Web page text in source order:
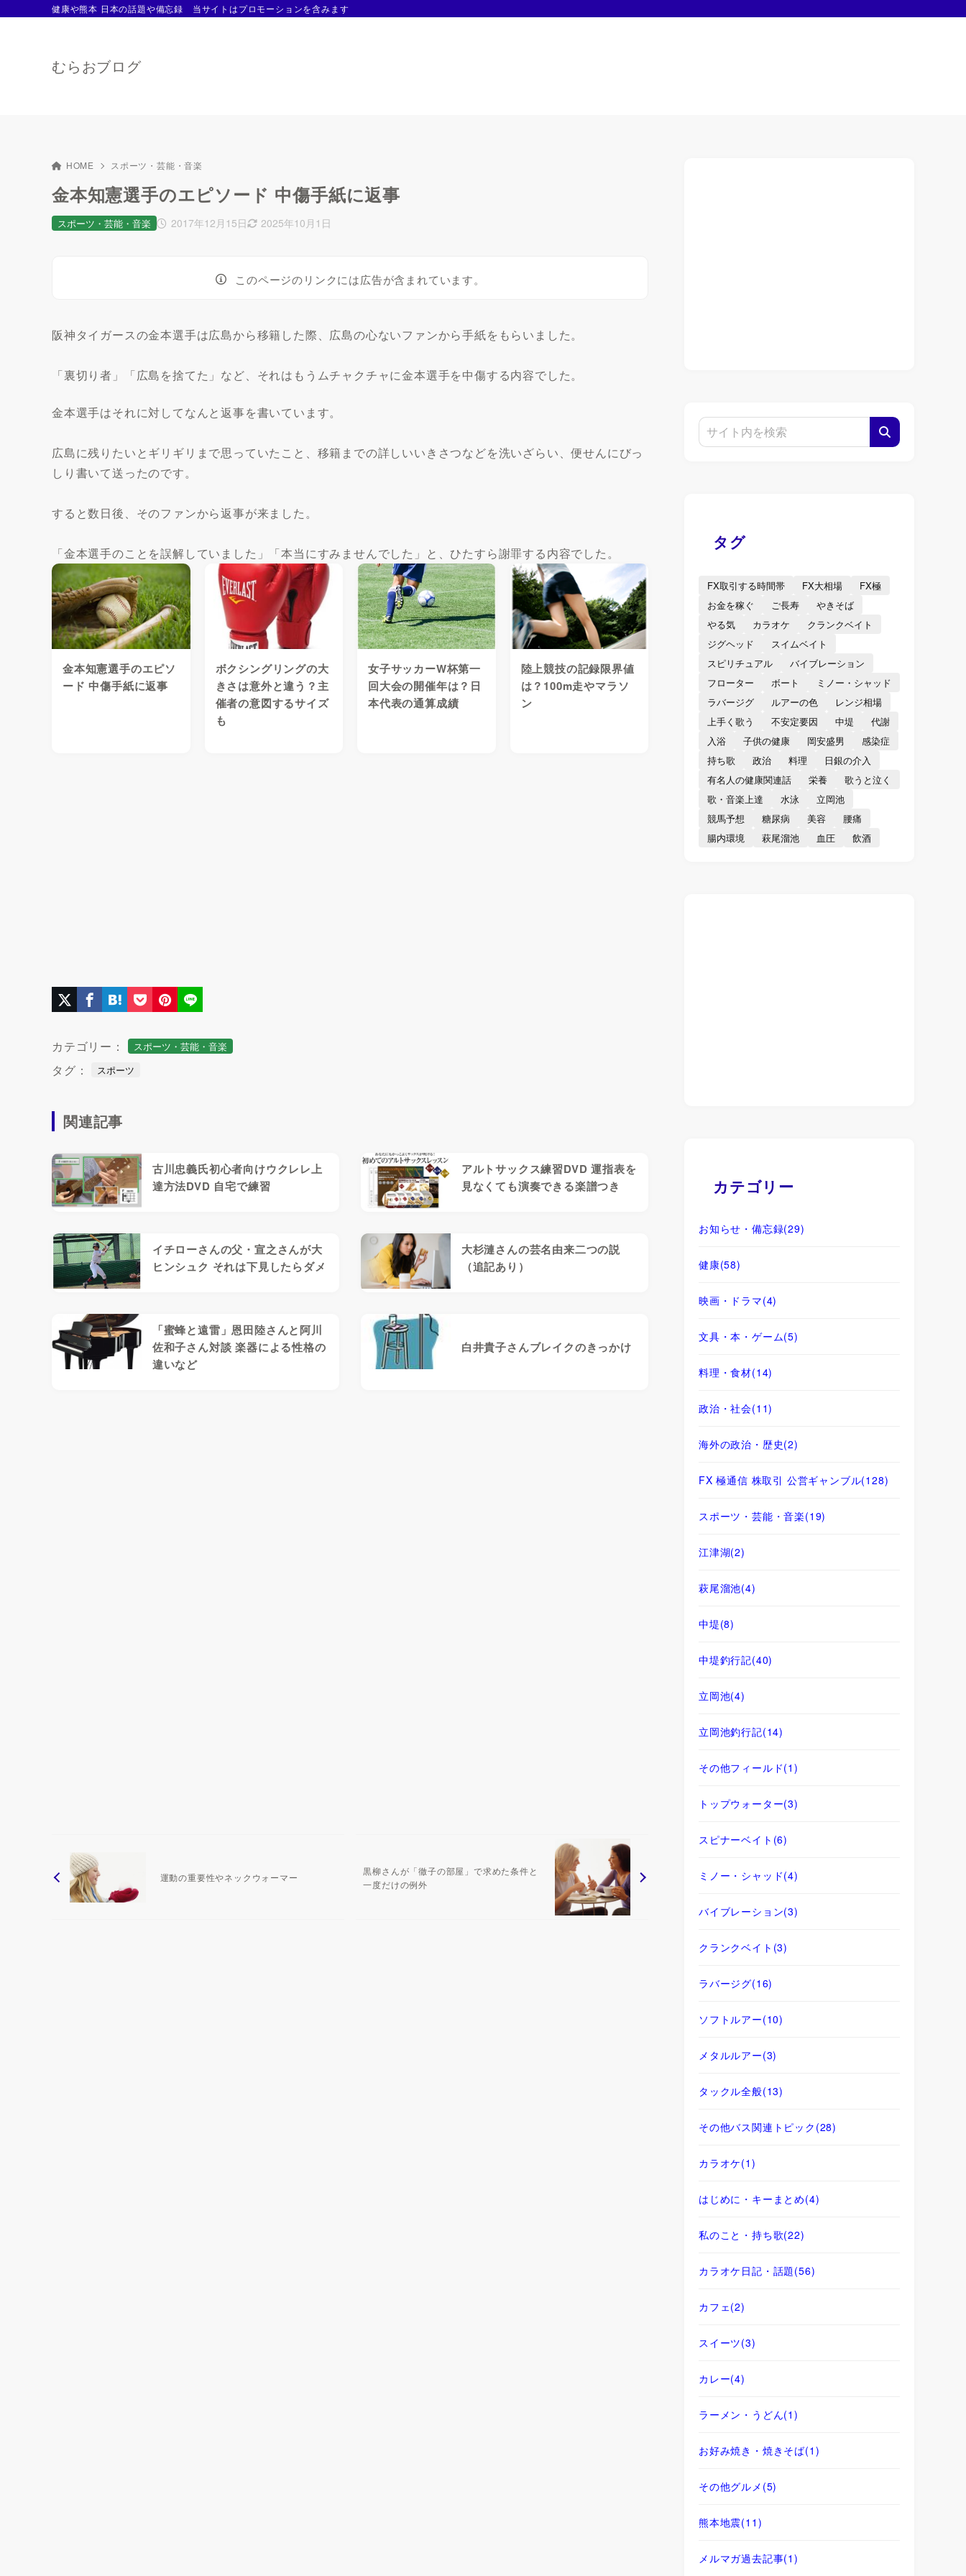
むらおブログ
健康や熊本 日本の話題や備忘録 当サイトはプロモーションを含みます
HOME スポーツ・芸能・音楽
金本知憲選手のエピソード 中傷手紙に返事
2017年12月15日 2025年10月1日
スポーツ・芸能・音楽
このページのリンクには広告が含まれています。
阪神タイガースの金本選手は広島から移籍した際、広島の心ないファンから手紙をもらいました。
「裏切り者」「広島を捨てた」など、それはもうムチャクチャに金本選手を中傷する内容でした。
金本選手はそれに対してなんと返事を書いています。
広島に残りたいとギリギリまで思っていたこと、移籍までの詳しいいきさつなどを洗いざらい、便せんにびっ
しり書いて送ったのです。
すると数日後、そのファンから返事が来ました。
「金本選手のことを誤解していました」「本当にすみませんでした」と、ひたすら謝罪する内容でした。
金本知憲選手のエピソ
ード 中傷手紙に返事
ボクシングリングの大
きさは意外と違う？主
催者の意図するサイズ
も
女子サッカーW杯第一
回大会の開催年は？日
本代表の通算成績
陸上競技の記録限界値
は？100m走やマラソ
ン
カテゴリー： スポーツ・芸能・音楽
タグ： スポーツ
関連記事
古川忠義氏初心者向けウクレレ上
達方法DVD 自宅で練習
アルトサックス練習DVD 運指表を
見なくても演奏できる楽譜つき
イチローさんの父・宣之さんが大
ヒンシュク それは下見したらダメ
大杉漣さんの芸名由来二つの説
（追記あり）
「蜜蜂と遠雷」恩田陸さんと阿川
佐和子さん対談 楽器による性格の
違いなど
白井貴子さんブレイクのきっかけ
運動の重要性やネックウォーマー
黒柳さんが「徹子の部屋」で求めた条件と
一度だけの例外
タグ
FX取引する時間帯 FX大相場
FX極
お金を稼ぐ
ご長寿
やきそば
やる気
カラオケ
クランクベイト
ジグヘッド
スイムベイト
スピリチュアル
バイブレーション
フローター
ボート
ミノー・シャッド
ラバージグ
ルアーの色
レンジ相場
上手く歌う
不安定要因 中堤
代謝
入浴
子供の健康 岡安盛男
感染症
持ち歌
政治 料理
日銀の介入
有名人の健康関連話
栄養
歌うと泣く
歌・音楽上達
水泳
立岡池
競馬予想
糖尿病 美容
腰痛
腸内環境
萩尾溜池 血圧 飲酒
カテゴリー
お知らせ・備忘録(29)
健康(58)
映画・ドラマ(4)
文具・本・ゲーム(5)
料理・食材(14)
政治・社会(11)
海外の政治・歴史(2)
FX 極通信 株取引 公営ギャンブル(128)
スポーツ・芸能・音楽(19)
江津湖(2)
萩尾溜池(4)
中堤(8)
中堤釣行記(40)
立岡池(4)
立岡池釣行記(14)
その他フィールド(1)
トップウォーター(3)
スピナーベイト (6)
ミノー・シャッド(4)
バイブレーション(3)
クランクベイト (3)
ラバージグ(16)
ソフトルアー(10)
メタルルアー(3)
タックル全般(13)
その他バス関連トピック (28)
カラオケ(1)
はじめに・キーまとめ(4)
私のこと・持ち歌(22)
カラオケ日記・話題(56)
カフェ (2)
スイーツ(3)
カレー(4)
ラーメン・うどん(1)
お好み焼き・焼きそば(1)
その他グルメ (5)
熊本地震(11)
メルマガ過去記事(1)